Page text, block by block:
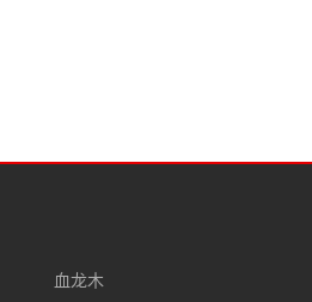
血龙木